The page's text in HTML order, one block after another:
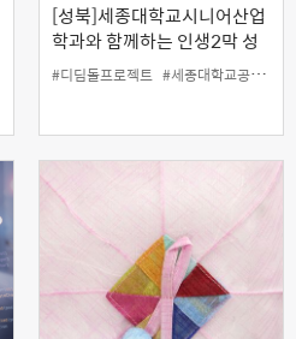
[성북]세종대학교시니어산업
학과와 함께하는 인생2막 성
공 스토리 (50+세대 인생2막
해외유학 도전기)
#디딤돌프로젝트 #세종대학교공공정책대학원